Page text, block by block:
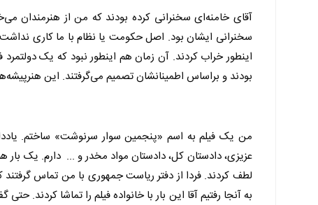
آقای خامنه‌ای سخنرانی کرده بودند که من از هنرمندان
سخنرانی ایشان بود. اصل حکومت یا نظام با ما کاری
اینطور خراب کردند. آن زمان هم اینطور نبود که یک
بودند و براساس اطمینانشان تصمیم می‌گرفتند. این
من یک فیلم به اسم «پنجمین سوار سرنوشت» ساختم.
عزیزی، دادستان کل، دادستان مواد مخدر و ... دارم. یک بار
لطف کردند. فردا از دفتر ریاست جمهوری با من تماس گرفتند
به آنجا رفتیم آقا این بار با خانواده فیلم را تماشا